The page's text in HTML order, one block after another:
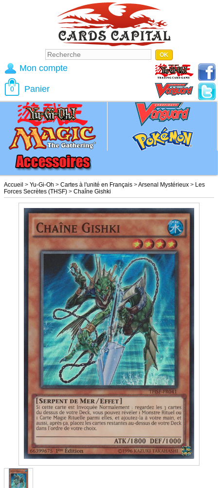
Accueil > Yu-Gi-Oh > Cartes à l'unité en Français >Arsenal Mystérieux > Les
Forces Secrètes (THSF) > Chaîne Gishki
Mon compte
0 Panier